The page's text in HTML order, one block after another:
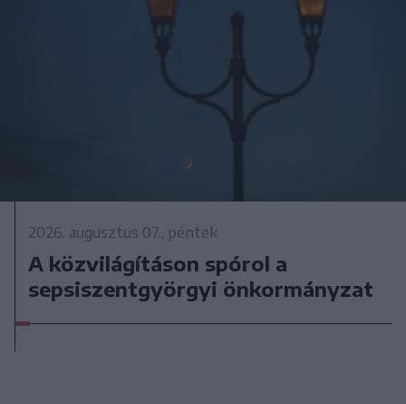
2026. augusztus 07., péntek
A közvilágításon spórol a
sepsiszentgyörgyi önkormányzat